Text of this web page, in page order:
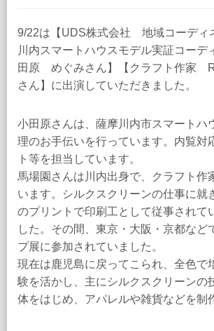
9/22は【UDS株式会社 地域コーデ
川内スマートハウスモデル実証コー
田原 めぐみさん】【クラフト作家
さん】に出演していただきました。
小田原さんは、薩摩川内市スマートハ
理のお手伝いを行っています。内覧対
ト等を担当しています。
馬場園さんは川内出身で、クラフト作
います。シルクスクリーンの仕事に就
のプリントで印刷工として従事されて
した。その間、東京・大阪・京都など
プ展に参加されていました。
現在は鹿児島に戻ってこられ、全色で
験を活かし、主にシルクスクリーンの
体をはじめ、アパレルや雑貨などを制